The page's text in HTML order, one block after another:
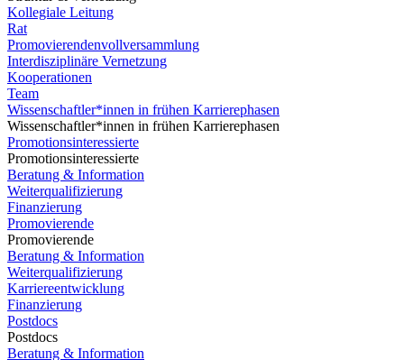
Kollegiale Leitung
Rat
Promovierendenvollversammlung
Interdisziplinäre Vernetzung
Kooperationen
Team
Wissenschaftler*innen in frühen Karrierephasen
Wissenschaftler*innen in frühen Karrierephasen
Promotionsinteressierte
Promotionsinteressierte
Beratung & Information
Weiterqualifizierung
Finanzierung
Promovierende
Promovierende
Beratung & Information
Weiterqualifizierung
Karriereentwicklung
Finanzierung
Postdocs
Postdocs
Beratung & Information